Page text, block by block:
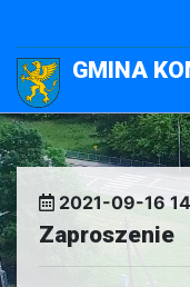
GMINA
2021-09-16
Zaproszenie